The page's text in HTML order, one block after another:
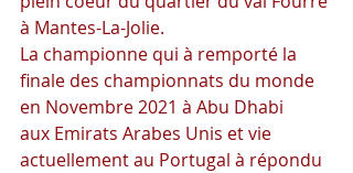
à Mantes-La-Jolie.
La championne qui à remporté la
finale des championnats du monde
en Novembre 2021 à Abu Dhabi
aux Emirats Arabes Unis et vie
actuellement au Portugal à répondu